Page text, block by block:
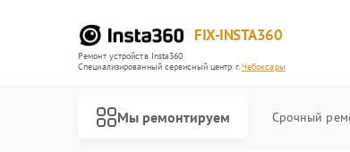
FIX-INSTA360
Ремонт устройств Insta360
Специализированный cервисный центр г.Чебоксары
Мы ремонтируем Срочный